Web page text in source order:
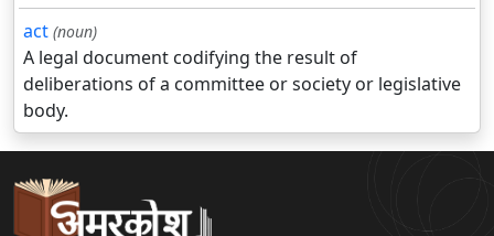
act (noun)
A legal document codifying the result of
deliberations of a committee or society or legislative
body.